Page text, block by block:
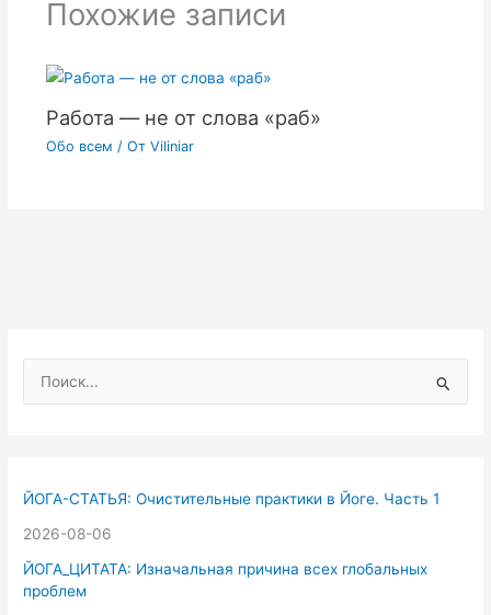
Похожие записи
Работа — не от слова «раб»
Обо всем / От Viliniar
о
к
ЙОГА-СТАТЬЯ: Очистительные практики в Йоге. Часть 1
2026-08-06
ЙОГА_ЦИТАТА: Изначальная причина всех глобальных
проблем